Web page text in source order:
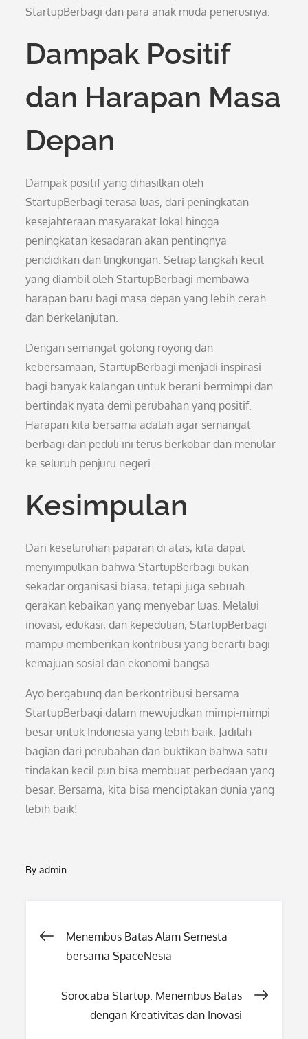
StartupBerbagi dan para anak muda penerusnya.
Dampak Positif
dan Harapan Masa
Depan
Dampak positif yang dihasilkan oleh
StartupBerbagi terasa luas, dari peningkatan
kesejahteraan masyarakat lokal hingga
peningkatan kesadaran akan pentingnya
pendidikan dan lingkungan. Setiap langkah kecil
yang diambil oleh StartupBerbagi membawa
harapan baru bagi masa depan yang lebih cerah
dan berkelanjutan.
Dengan semangat gotong royong dan
kebersamaan, StartupBerbagi menjadi inspirasi
bagi banyak kalangan untuk berani bermimpi dan
bertindak nyata demi perubahan yang positif.
Harapan kita bersama adalah agar semangat
berbagi dan peduli ini terus berkobar dan menular
ke seluruh penjuru negeri.
Kesimpulan
Dari keseluruhan paparan di atas, kita dapat
menyimpulkan bahwa StartupBerbagi bukan
sekadar organisasi biasa, tetapi juga sebuah
gerakan kebaikan yang menyebar luas. Melalui
inovasi, edukasi, dan kepedulian, StartupBerbagi
mampu memberikan kontribusi yang berarti bagi
kemajuan sosial dan ekonomi bangsa.
Ayo bergabung dan berkontribusi bersama
StartupBerbagi dalam mewujudkan mimpi-mimpi
besar untuk Indonesia yang lebih baik. Jadilah
bagian dari perubahan dan buktikan bahwa satu
tindakan kecil pun bisa membuat perbedaan yang
besar. Bersama, kita bisa menciptakan dunia yang
lebih baik!
Byadmin
Post
Menembus Batas Alam Semesta
bersama SpaceNesia
Sorocaba Startup: Menembus Batas
dengan Kreativitas dan Inovasi